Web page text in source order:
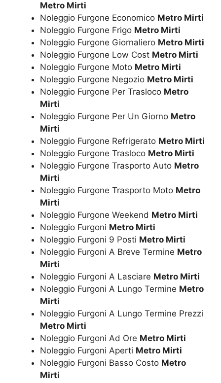
Metro Mirti
Noleggio Furgone Economico Metro Mirti
Noleggio Furgone Frigo Metro Mirti
Noleggio Furgone Giornaliero Metro Mirti
Noleggio Furgone Low Cost Metro Mirti
Noleggio Furgone Moto Metro Mirti
Noleggio Furgone Negozio Metro Mirti
Noleggio Furgone Per Trasloco Metro
Mirti
Noleggio Furgone Per Un Giorno Metro
Mirti
Noleggio Furgone Refrigerato Metro Mirti
Noleggio Furgone Trasloco Metro Mirti
Noleggio Furgone Trasporto Auto Metro
Mirti
Noleggio Furgone Trasporto Moto Metro
Mirti
Noleggio Furgone Weekend Metro Mirti
Noleggio Furgoni Metro Mirti
Noleggio Furgoni 9 Posti Metro Mirti
Noleggio Furgoni A Breve Termine Metro
Mirti
Noleggio Furgoni A Lasciare Metro Mirti
Noleggio Furgoni A Lungo Termine Metro
Mirti
Noleggio Furgoni A Lungo Termine Prezzi
Metro Mirti
Noleggio Furgoni Ad Ore Metro Mirti
Noleggio Furgoni Aperti Metro Mirti
Noleggio Furgoni Basso Costo Metro
Mirti